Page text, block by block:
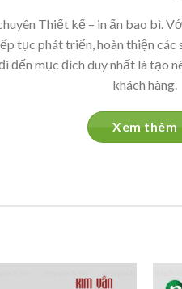
Thiết kế – in ấn bao bì.
tục phát triển, hoàn thiện
đến mục đích duy nhất là tạo
khách hàng.
Xem thêm